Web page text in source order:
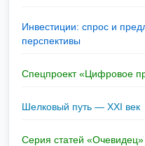
Инвестиции: спрос и
перспективы
Спецпроект «Цифровое
Шелковый путь — XXI век
Серия статей «Очевидец»